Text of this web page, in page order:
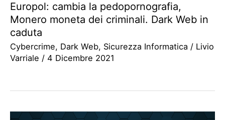
Europol: cambia la pedopornografia,
Monero moneta dei criminali. Dark Web in
caduta
Cybercrime, Dark Web, Sicurezza Informatica / Livio
Varriale / 4 Dicembre 2021